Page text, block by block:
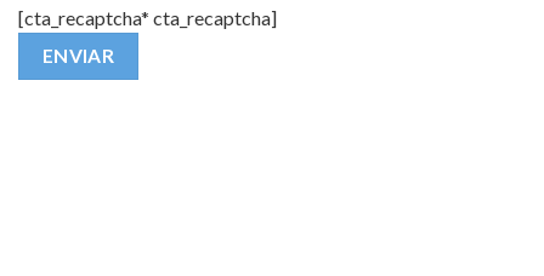
[cta_recaptcha* cta_recaptcha]